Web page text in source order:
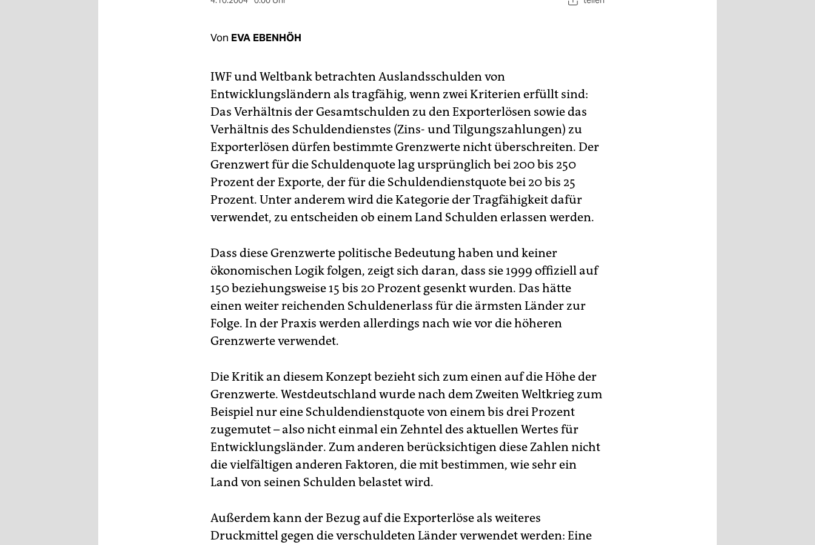
Von EVA EBENHÖH
IWF und Weltbank betrachten Auslandsschulden von
Entwicklungsländern als tragfähig, wenn zwei Kriterien erfüllt sind:
Das Verhältnis der Gesamtschulden zu den Exporterlösen sowie das
Verhältnis des Schuldendienstes (Zins- und Tilgungszahlungen) zu
Exporterlösen dürfen bestimmte Grenzwerte nicht überschreiten. Der
Grenzwert für die Schuldenquote lag ursprünglich bei 200 bis 250
Prozent der Exporte, der für die Schuldendienstquote bei 20 bis 25
Prozent. Unter anderem wird die Kategorie der Tragfähigkeit dafür
verwendet, zu entscheiden ob einem Land Schulden erlassen werden.
Dass diese Grenzwerte politische Bedeutung haben und keiner
ökonomischen Logik folgen, zeigt sich daran, dass sie 1999 offiziell auf
150 beziehungsweise 15 bis 20 Prozent gesenkt wurden. Das hätte
einen weiter reichenden Schuldenerlass für die ärmsten Länder zur
Folge. In der Praxis werden allerdings nach wie vor die höheren
Grenzwerte verwendet.
Die Kritik an diesem Konzept bezieht sich zum einen auf die Höhe der
Grenzwerte. Westdeutschland wurde nach dem Zweiten Weltkrieg zum
Beispiel nur eine Schuldendienstquote von einem bis drei Prozent
zugemutet – also nicht einmal ein Zehntel des aktuellen Wertes für
Entwicklungsländer. Zum anderen berücksichtigen diese Zahlen nicht
die vielfältigen anderen Faktoren, die mit bestimmen, wie sehr ein
Land von seinen Schulden belastet wird.
Außerdem kann der Bezug auf die Exporterlöse als weiteres
Druckmittel gegen die verschuldeten Länder verwendet werden: Eine